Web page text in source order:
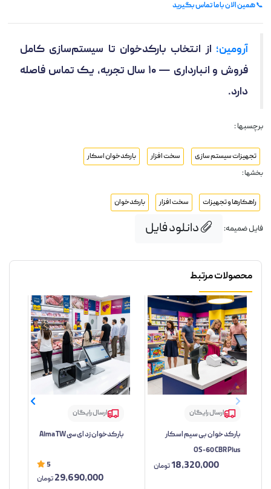
📞همین الان با ما تماس بگیرید
آرومین؛ از انتخاب بارکدخوان تا سیستم‌سازی کامل
فروش و انبارداری — ۱۰ سال تجربه، یک تماس فاصله
دارد.
برچسبها :
تجهیزات سیستم سازی سخت افزار
بارکدخوان اسکار
بخشها :
راهکارها و تجهیزات سخت افزار بارکدخوان
فایل ضمیمه: دانلود فایل
محصولات مرتبط
ارسال رایگان
بارکد خوان بی سیم اسکار
OS-60 CBR Plus
18,320,000تومان
ارسال رایگان
بارکدخوان زد ای سی Alma TW
5
29,690,000تومان